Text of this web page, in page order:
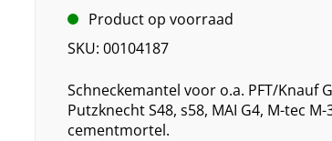
Product op voorraad
SKU: 00104187
Schneckemantel voor o.a. PFT/Knauf
Putzknecht S48, s58, MAI G4, M-tec
cementmortel.